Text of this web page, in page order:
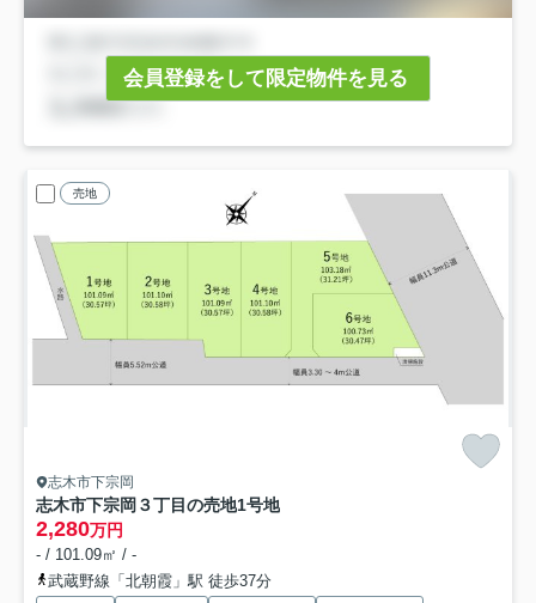
会員登録をして限定物件を見る
売地
志木市下宗岡
志木市下宗岡３丁目の売地1号地
2,280万円
- / 101.09㎡ / -
武蔵野線「北朝霞」駅 徒歩37分